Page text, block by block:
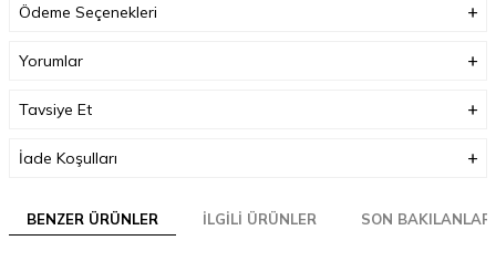
Ödeme Seçenekleri
Yorumlar
Tavsiye Et
İade Koşulları
BENZER ÜRÜNLER İLGILI ÜRÜNLER SON BAKILANLAR